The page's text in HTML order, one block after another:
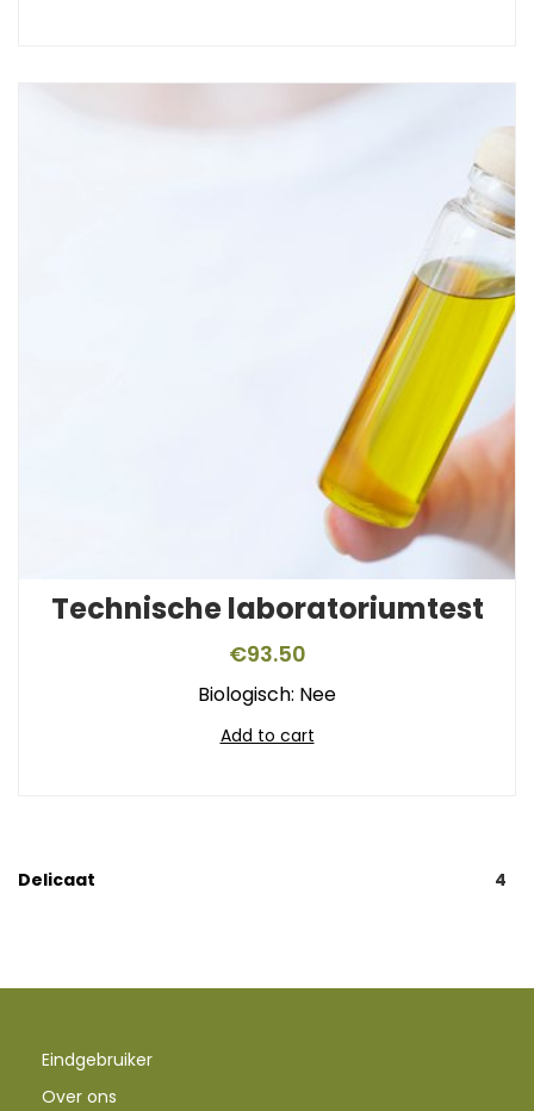
Technische laboratoriumtest
€93.50
Biologisch: Nee
Add to cart
Delicaat 4
Eindgebruiker
Over ons